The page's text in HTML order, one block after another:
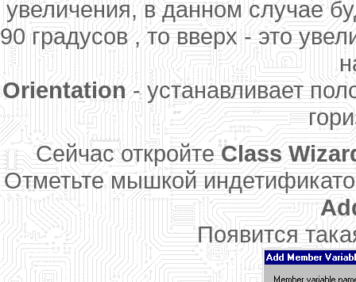
увеличения, в данном случае
90 градусов , то вверх - это
Orientation- устанавливает
Сейчас откройтеClass
Отметьте мышкой
Появится